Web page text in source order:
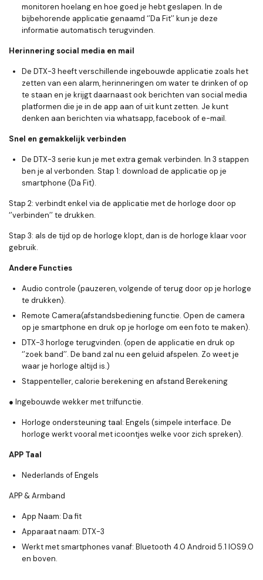
monitoren hoelang en hoe goed je hebt geslapen. In de
bijbehorende applicatie genaamd ‘’Da Fit’’ kun je deze
informatie automatisch terugvinden.
Herinnering social media en mail
De DTX-3 heeft verschillende ingebouwde applicatie zoals het
zetten van een alarm, herinneringen om water te drinken of op
te staan en je krijgt daarnaast ook berichten van social media
platformen die je in de app aan of uit kunt zetten. Je kunt
denken aan berichten via whatsapp, facebook of e-mail.
Snel en gemakkelijk verbinden
De DTX-3 serie kun je met extra gemak verbinden. In 3 stappen
ben je al verbonden. Stap 1: download de applicatie op je
smartphone (Da Fit).
Stap 2: verbindt enkel via de applicatie met de horloge door op
‘’verbinden’’ te drukken.
Stap 3: als de tijd op de horloge klopt, dan is de horloge klaar voor
gebruik.
Andere Functies
Audio controle (pauzeren, volgende of terug door op je horloge
te drukken).
Remote Camera(afstandsbediening functie. Open de camera
op je smartphone en druk op je horloge om een foto te maken).
DTX-3 horloge terugvinden. (open de applicatie en druk op
‘’zoek band’’. De band zal nu een geluid afspelen. Zo weet je
waar je horloge altijd is.)
Stappenteller, calorie berekening en afstand Berekening
● Ingebouwde wekker met trilfunctie.
Horloge ondersteuning taal: Engels (simpele interface. De
horloge werkt vooral met icoontjes welke voor zich spreken).
APP Taal
Nederlands of Engels
APP & Armband
App Naam: Da fit
Apparaat naam: DTX-3
Werkt met smartphones vanaf: Bluetooth 4.0 Android 5.1 IOS9.0
en boven.